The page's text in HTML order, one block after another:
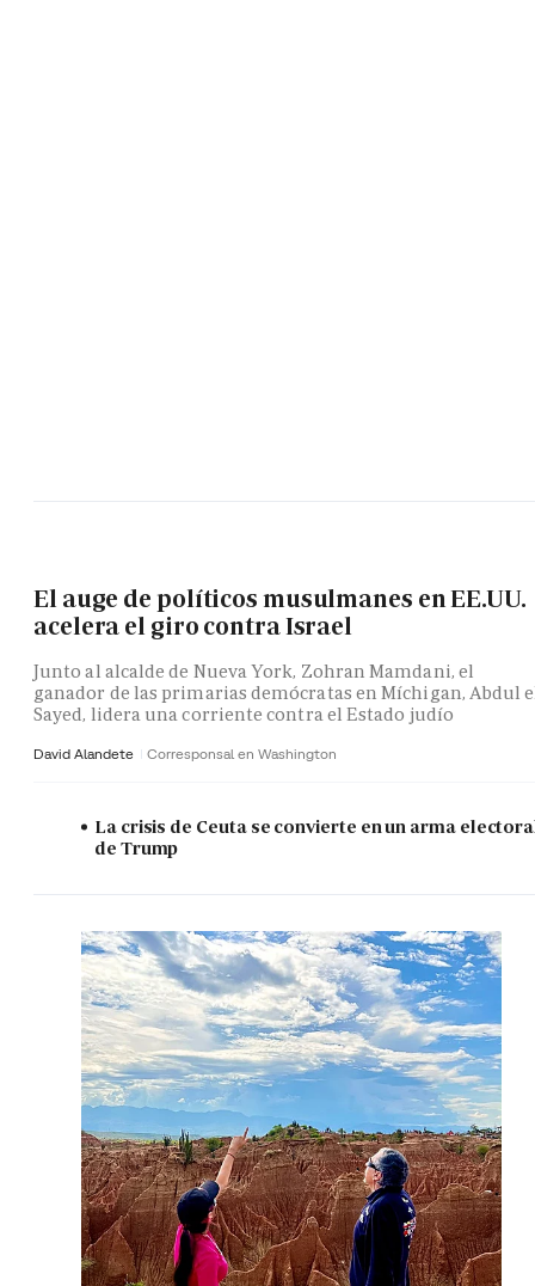
El auge de políticos musulmanes en EE.UU.
acelera el giro contra Israel
Junto al alcalde de Nueva York, Zohran Mamdani, el
ganador de las primarias demócratas en Míchigan, Abdul
Sayed, lidera una corriente contra el Estado judío
David Alandete Corresponsal en Washington
La crisis de Ceuta se convierte en un arma
de Trump